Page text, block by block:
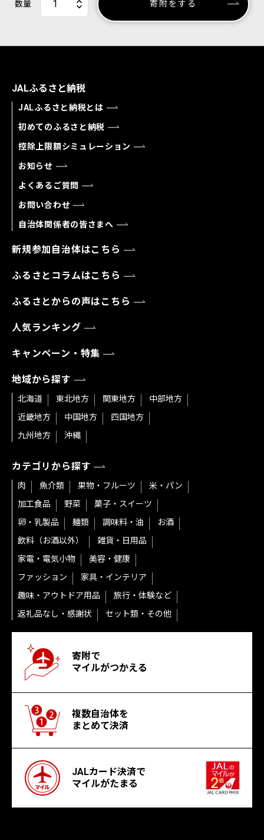
数量 寄附をする
JALふるさと納税
JALふるさと納税とは
初めてのふるさと納税
控除上限額シミュレーション
お知らせ
よくあるご質問
お問い合わせ
自治体関係者の皆さまへ
新規参加自治体はこちら
ふるさとコラムはこちら
ふるさとからの声はこちら
人気ランキング
キャンペーン・特集
地域から探す
北海道 東北地方 関東地方
中部地方
近畿地方
中国地方
四国地方
九州地方
沖縄
カテゴリから探す
肉 魚介類 果物・フルーツ
米・パン
加工食品
野菜
菓子・スイーツ
卵・乳製品
麺類 調味料・油
お酒
飲料（お酒以外）
雑貨・日用品
家電・電気小物
美容・健康
ファッション
家具・インテリア
趣味・アウトドア用品
旅行・体験など
返礼品なし・感謝状
セット類・その他
寄附で
マイルがつかえる
複数自治体を
まとめて決済
JALカード決済で
マイルがたまる